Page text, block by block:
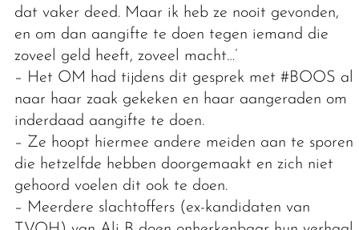
dat vaker deed. Maar ik heb ze nooit gevonden,
en om dan aangifte te doen tegen iemand die
zoveel geld heeft, zoveel macht…’
– Het OM had tijdens dit gesprek met #BOOS al
naar haar zaak gekeken en haar aangeraden om
inderdaad aangifte te doen.
– Ze hoopt hiermee andere meiden aan te sporen
die hetzelfde hebben doorgemaakt en zich niet
gehoord voelen dit ook te doen.
– Meerdere slachtoffers (ex-kandidaten van